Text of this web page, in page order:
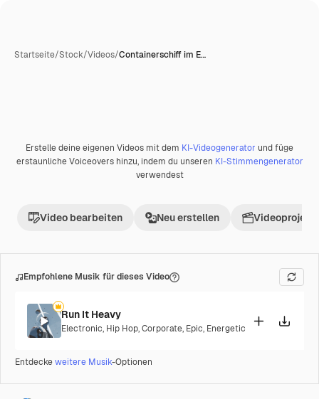
Startseite/Stock/Videos/Containerschiff im E…
Premium
Erstelle deine eigenen Videos mit dem KI-Videogenerator und füge
erstaunliche Voiceovers hinzu, indem du unseren KI-Stimmengenerator
verwendest
Video bearbeiten Neu erstellen Videoprojekt
Empfohlene Musik für dieses Video
Run It Heavy
Electronic, Hip Hop,Corporate, Epic, Energetic
Entdeckeweitere Musik-Optionen